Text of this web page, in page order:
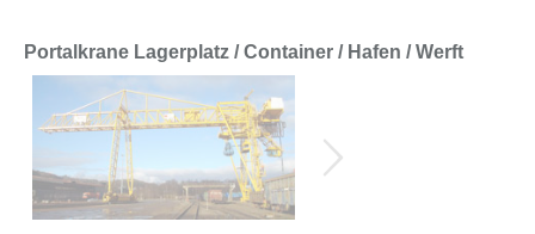
Portalkrane Lagerplatz / Container / Hafen / Werft